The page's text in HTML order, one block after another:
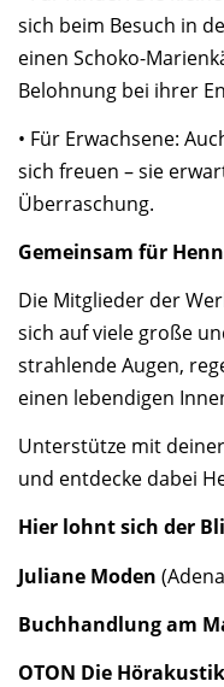
sich beim Besuch in
einen Schoko-
Belohnung bei ihrer
• Für Erwachsene:
sich freuen – sie
Überraschung.
Gemeinsam für
Die Mitglieder der
sich auf viele große
strahlende Augen,
einen lebendigen
Unterstütze mit
und entdecke dabei
Hier lohnt sich der
Juliane Moden
Buchhandlung am
OTON Die